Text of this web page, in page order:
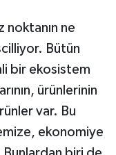
noktanın ne
Bütün
bir ekosistem
ürünlerinin
var. Bu
ekonomiye